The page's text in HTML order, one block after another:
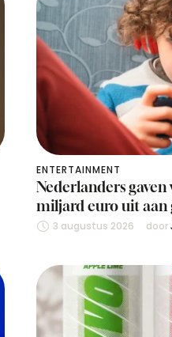
ENTERTAINMENT
Nederlanders
miljard euro uit aan
3 augustus 2026 door